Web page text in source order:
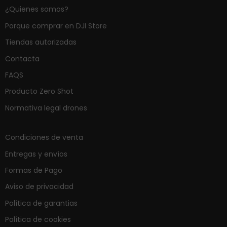
¿Quienes somos?
Porque comprar en DJI Store
Tiendas autorizadas
Contacta
FAQS
Producto Zero Shot
Normativa legal drones
Condiciones de venta
Entregas y envíos
Formas de Pago
Aviso de privacidad
Política de garantias
Política de cookies